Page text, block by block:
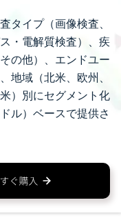
タイプ（画像検査、
・電解質検査）、疾
の他）、エンドユー
地域（北米、欧州、
）別にセグメント化
ル）ベースで提供さ